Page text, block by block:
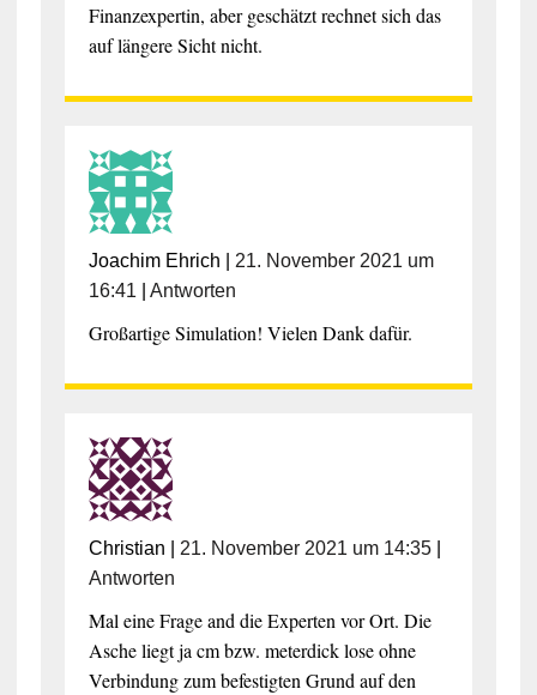
Finanzexpertin, aber geschätzt rechnet sich das
auf längere Sicht nicht.
Joachim Ehrich
21. November 2021 um
16:41
Antworten
Großartige Simulation! Vielen Dank dafür.
Christian 21. November 2021 um 14:35|
Antworten
Mal eine Frage and die Experten vor Ort. Die
Asche liegt ja cm bzw. meterdick lose ohne
Verbindung zum befestigten Grund auf den